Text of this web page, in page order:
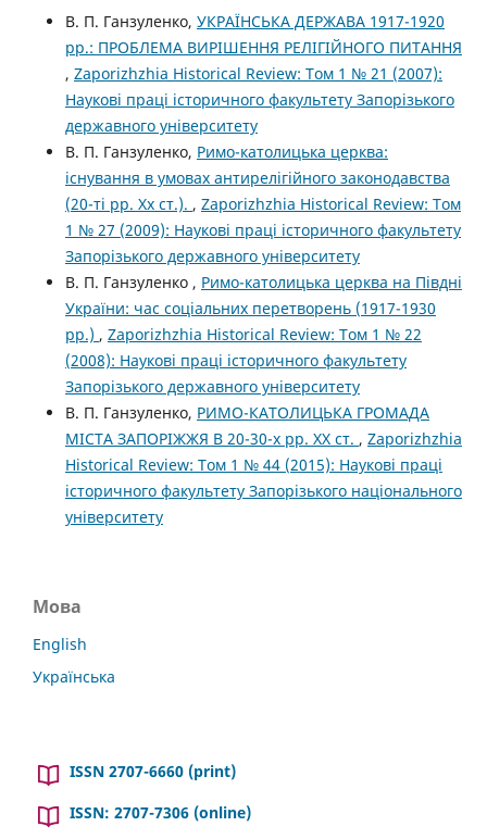
В. П. Ганзуленко, УКРАЇНСЬКА ДЕРЖАВА 1917-1920
рр.: ПРОБЛЕМА ВИРІШЕННЯ РЕЛІГІЙНОГО ПИТАННЯ
, Zaporizhzhia Historical Review: Том 1 № 21 (2007):
Наукові праці історичного факультету Запорізького
державного університету
В. П. Ганзуленко, Римо-католицька церква:
існування в умовах антирелігійного законодавства
(20-ті рр. Хх ст.). , Zaporizhzhia Historical Review: Том
1 № 27 (2009): Наукові праці історичного факультету
Запорізького державного університету
В. П. Ганзуленко , Римо-католицька церква на Півдні
України: час соціальних перетворень (1917-1930
рр.) , Zaporizhzhia Historical Review: Том 1 № 22
(2008): Наукові праці історичного факультету
Запорізького державного університету
В. П. Ганзуленко, РИМО-КАТОЛИЦЬКА ГРОМАДА
МІСТА ЗАПОРІЖЖЯ В 20-30-х рр. ХХ ст. , Zaporizhzhia
Historical Review: Том 1 № 44 (2015): Наукові праці
історичного факультету Запорізького національного
університету
Мова
English
Українська
ISSN 2707-6660 (print)
ISSN: 2707-7306 (online)